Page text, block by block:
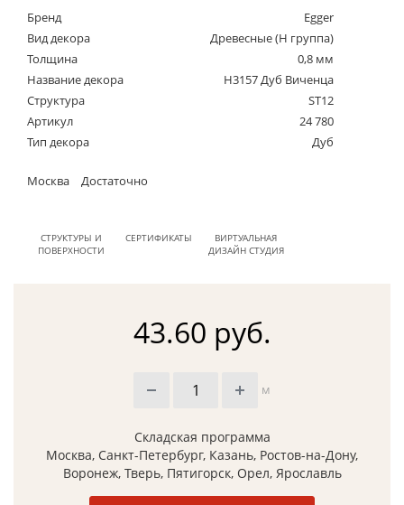
Бренд
Egger
Вид декора
Древесные (Н группа)
Толщина
0,8 мм
Название декора
H3157 Дуб Виченца
Структура
ST12
Артикул
24 780
Тип декора
Дуб
Москва Достаточно
СТРУКТУРЫ И
ПОВЕРХНОСТИ
СЕРТИФИКАТЫ
ВИРТУАЛЬНАЯ
ДИЗАЙН СТУДИЯ
43.60 руб.
м
Складская программа
Москва, Санкт-Петербург, Казань, Ростов-на-Дону,
Воронеж, Тверь, Пятигорск, Орел, Ярославль